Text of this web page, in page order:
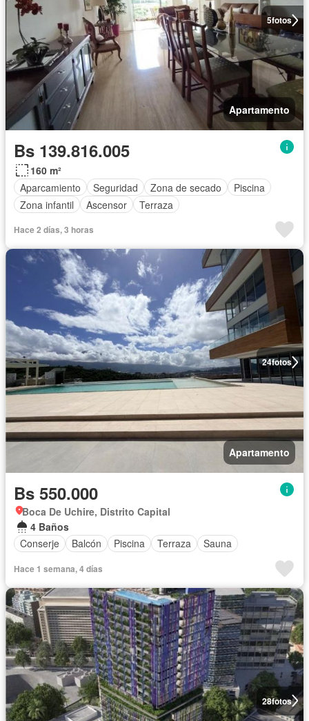
5fotos
Apartamento
Bs 139.816.005
160 m²
Aparcamiento
Seguridad Zona de secado
Piscina
Zona infantil
Ascensor Terraza
Hace 2 días, 3 horas
24fotos
Apartamento
Bs 550.000
Boca De Uchire, Distrito Capital
4 Baños
Conserje
Balcón Piscina Terraza Sauna
Hace 1 semana, 4 días
28fotos